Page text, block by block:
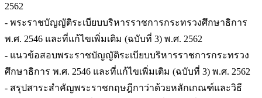
2562
- พระราชบัญญัติระเบียบบริหารราชการกระทรวงศึกษาธิการ
พ.ศ. 2546 และที่แก้ไขเพิ่มเติม (ฉบับที่ 3) พ.ศ. 2562
- แนวข้อสอบพระราชบัญญัติระเบียบบริหารราชการกระทรวง
ศึกษาธิการ พ.ศ. 2546 และที่แก้ไขเพิ่มเติม (ฉบับที่ 3) พ.ศ. 2562
- สรุปสาระสำคัญพระราชกฤษฎีกาว่าด้วยหลักเกณฑ์และวิธี